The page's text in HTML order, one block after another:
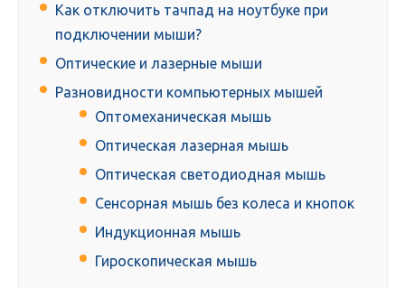
Как отключить тачпад на ноутбуке при
подключении мыши?
Оптические и лазерные мыши
Разновидности компьютерных мышей
Оптомеханическая мышь
Оптическая лазерная мышь
Оптическая светодиодная мышь
Сенсорная мышь без колеса и кнопок
Индукционная мышь
Гироскопическая мышь